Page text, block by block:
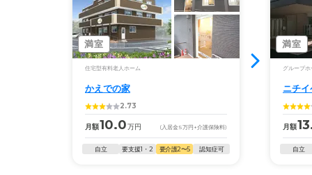
満室
住宅型有料老人ホーム
かえでの家
2.73
月額10.0万円 (入居金5万円 +介護保険料)
自立 要支援1・2 要介護2〜5 認知症可
満室
グループホ
ニチ
月額
自立